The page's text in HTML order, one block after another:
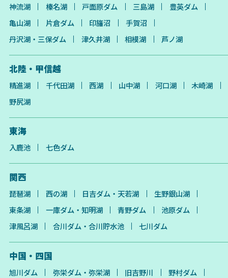
神流湖
榛名湖 戸面原ダム 三島湖
豊英ダム
亀山湖
片倉ダム 印旛沼
手賀沼
丹沢湖・三保ダム
津久井湖 相模湖 芦ノ湖
北陸・甲信越
精進湖 千代田湖 西湖 山中湖 河口湖
木崎湖
野尻湖
東海
入鹿池 七色ダム
関西
琵琶湖 西の湖 日吉ダム・天若湖
生野銀山湖
東条湖
一庫ダム・知明湖 青野ダム
池原ダム
津風呂湖
合川ダム・合川貯水池 七川ダム
中国・四国
旭川ダム 弥栄ダム・弥栄湖 旧吉野川
野村ダム